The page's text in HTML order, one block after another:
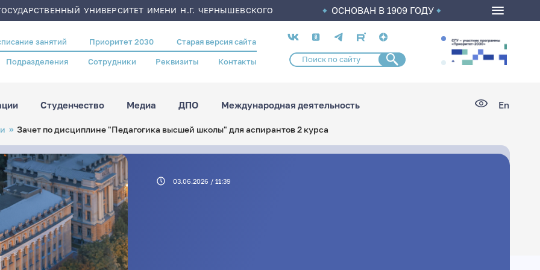
УНИВЕРСИТЕТ ИМЕНИ Н.Г. ЧЕРНЫШЕВСКОГО ОСНОВАН В 1909 ГОДУ
занятий Приоритет 2030 Старая версия сайта
Подразделения Сотрудники Реквизиты Контакты
Социальные
сети
Студенчество Медиа ДПО Международная деятельность En
Зачет по дисциплине "Педагогика высшей школы" для аспирантов 2 курса
03.06.2026 / 11:39